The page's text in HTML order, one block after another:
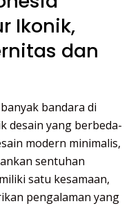
Ikonik,
dan
bandara di
desain yang berbeda-
modern minimalis,
sentuhan
satu kesamaan,
pengalaman yang